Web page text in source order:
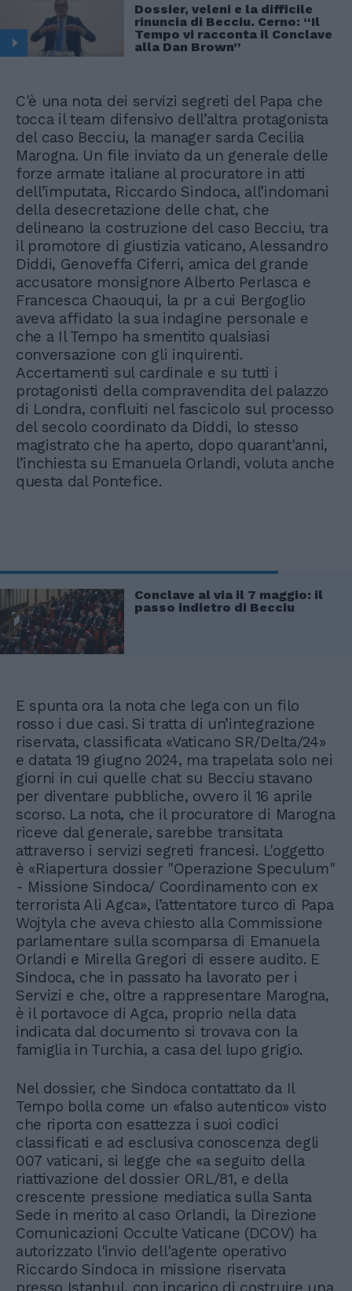
Dossier, veleni e la difficile
rinuncia di Becciu. Cerno: “Il
Tempo vi racconta il Conclave
alla Dan Brown”
C'è una nota dei servizi segreti del Papa che
tocca il team difensivo dell’altra protagonista
del caso Becciu, la manager sarda Cecilia
Marogna. Un file inviato da un generale delle
forze armate italiane al procuratore in atti
dell’imputata, Riccardo Sindoca, all’indomani
della desecretazione delle chat, che
delineano la costruzione del caso Becciu, tra
il promotore di giustizia vaticano, Alessandro
Diddi, Genoveffa Ciferri, amica del grande
accusatore monsignore Alberto Perlasca e
Francesca Chaouqui, la pr a cui Bergoglio
aveva affidato la sua indagine personale e
che a Il Tempo ha smentito qualsiasi
conversazione con gli inquirenti.
Accertamenti sul cardinale e su tutti i
protagonisti della compravendita del palazzo
di Londra, confluiti nel fascicolo sul processo
del secolo coordinato da Diddi, lo stesso
magistrato che ha aperto, dopo quarant'anni,
l’inchiesta su Emanuela Orlandi, voluta anche
questa dal Pontefice.
Conclave al via il 7 maggio: il
passo indietro di Becciu
E spunta ora la nota che lega con un filo
rosso i due casi. Si tratta di un’integrazione
riservata, classificata «Vaticano SR/Delta/24»
e datata 19 giugno 2024, ma trapelata solo nei
giorni in cui quelle chat su Becciu stavano
per diventare pubbliche, ovvero il 16 aprile
scorso. La nota, che il procuratore di Marogna
riceve dal generale, sarebbe transitata
attraverso i servizi segreti francesi. L'oggetto
è «Riapertura dossier "Operazione Speculum"
- Missione Sindoca/ Coordinamento con ex
terrorista Ali Agca», l’attentatore turco di Papa
Wojtyla che aveva chiesto alla Commissione
parlamentare sulla scomparsa di Emanuela
Orlandi e Mirella Gregori di essere audito. E
Sindoca, che in passato ha lavorato per i
Servizi e che, oltre a rappresentare Marogna,
è il portavoce di Agca, proprio nella data
indicata dal documento si trovava con la
famiglia in Turchia, a casa del lupo grigio.
Nel dossier, che Sindoca contattato da Il
Tempo bolla come un «falso autentico» visto
che riporta con esattezza i suoi codici
classificati e ad esclusiva conoscenza degli
007 vaticani, si legge che «a seguito della
riattivazione del dossier ORL/81, e della
crescente pressione mediatica sulla Santa
Sede in merito al caso Orlandi, la Direzione
Comunicazioni Occulte Vaticane (DCOV) ha
autorizzato l'invio dell'agente operativo
Riccardo Sindoca in missione riservata
presso Istanbul, con incarico di costruire una